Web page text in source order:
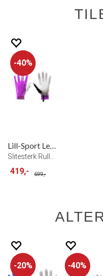
40%
Lill-Sport Legend Roller Hanske Rosa
419,- 699,-
20% 40%